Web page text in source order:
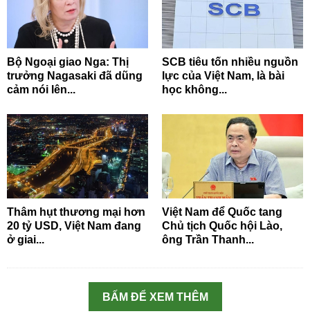
Bộ Ngoại giao Nga: Thị
trưởng Nagasaki đã dũng
cảm nói lên...
SCB tiêu tốn nhiều nguồn
lực của Việt Nam, là bài
học không...
Thâm hụt thương mại hơn
20 tỷ USD, Việt Nam đang
ở giai...
Việt Nam để Quốc tang
Chủ tịch Quốc hội Lào,
ông Trần Thanh...
BẤM ĐỂ XEM THÊM